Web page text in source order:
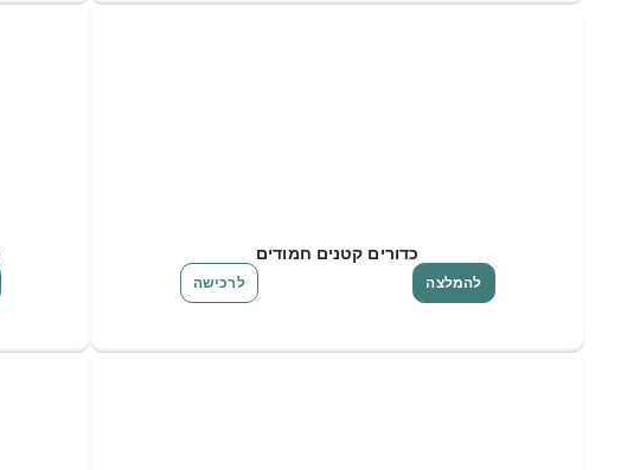
כדורים קטנים חמודים
להמלצה לרכישה